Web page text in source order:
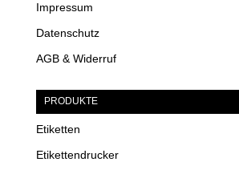
Impressum
Datenschutz
AGB & Widerruf
PRODUKTE
Etiketten
Etikettendrucker